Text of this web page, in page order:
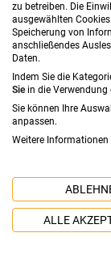
Die
genug waren,
senken.Am
wenn die
gehend im
https://
Es belegen
positive Effekte
der
einer
zu betreiben. Die
ausgewählten
Speicherung von
anschließendes
Daten.
Indem Sie die
Sie in die Verwendung
Sie können Ihre
anpassen.
Weitere Informationen
ALLE